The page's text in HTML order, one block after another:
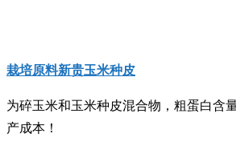
栽培原料新贵玉米种皮
为碎玉米和玉米种皮混合物，粗蛋白含
产成本！